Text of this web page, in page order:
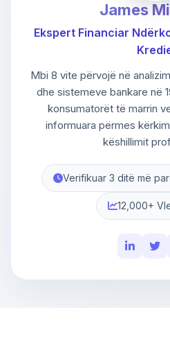
James
Ekspert Financiar
Mbi 8 vite përvojë në
dhe sistemeve bankare në
konsumatorët të marrin
informuara përmes
këshillimit
Verifikuar 3 ditë më
12,000+